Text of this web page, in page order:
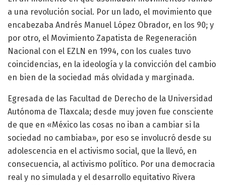
a una revolución social. Por un lado, el movimiento que
encabezaba Andrés Manuel López Obrador, en los 90; y
por otro, el Movimiento Zapatista de Regeneración
Nacional con el EZLN en 1994, con los cuales tuvo
coincidencias, en la ideología y la convicción del cambio
en bien de la sociedad más olvidada y marginada.
Egresada de las Facultad de Derecho de la Universidad
Autónoma de Tlaxcala; desde muy joven fue consciente
de que en «México las cosas no iban a cambiar si la
sociedad no cambiaba», por eso se involucró desde su
adolescencia en el activismo social, que la llevó, en
consecuencia, al activismo político. Por una democracia
real y no simulada y el desarrollo equitativo Rivera